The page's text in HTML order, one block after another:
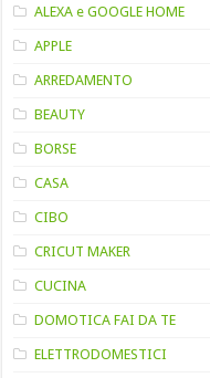
ALEXA e GOOGLE HOME
APPLE
ARREDAMENTO
BEAUTY
BORSE
CASA
CIBO
CRICUT MAKER
CUCINA
DOMOTICA FAI DA TE
ELETTRODOMESTICI